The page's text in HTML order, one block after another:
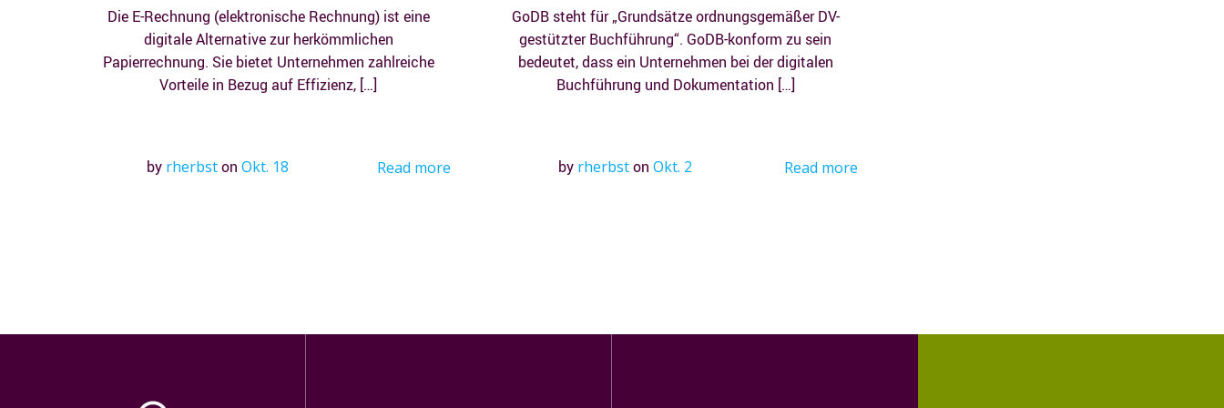
Die E-Rechnung (elektronische Rechnung) ist eine
digitale Alternative zur herkömmlichen
Papierrechnung. Sie bietet Unternehmen zahlreiche
Vorteile in Bezug auf Effizienz, […]
by rherbston Okt. 18 Read more
GoDB steht für „Grundsätze ordnungsgemäßer DV-
gestützter Buchführung“. GoDB-konform zu sein
bedeutet, dass ein Unternehmen bei der digitalen
Buchführung und Dokumentation […]
by rherbst on Okt. 2 Read more